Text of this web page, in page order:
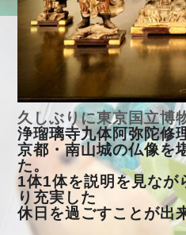
久しぶりに東京国立博
浄瑠璃寺九体阿弥陀修
京都・南山城の仏像を
た。
1体1体を説明を見なが
り充実した
休日を過ごすことが出